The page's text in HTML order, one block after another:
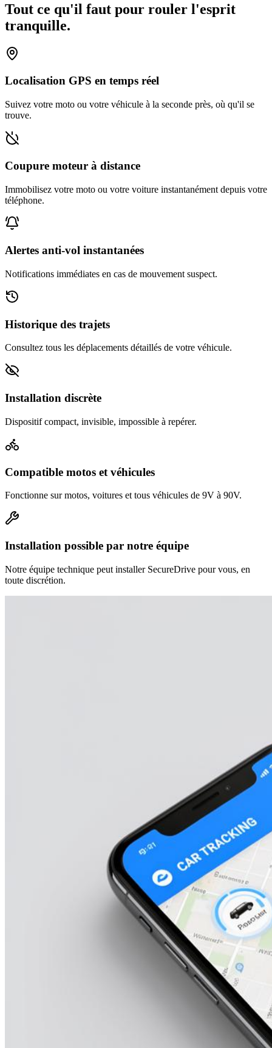
Tout ce qu'il faut pour rouler l'esprit
tranquille.
Localisation GPS en temps réel
Suivez votre moto ou votre véhicule à la seconde près, où qu'il se
trouve.
Coupure moteur à distance
Immobilisez votre moto ou votre voiture instantanément depuis votre
téléphone.
Alertes anti-vol instantanées
Notifications immédiates en cas de mouvement suspect.
Historique des trajets
Consultez tous les déplacements détaillés de votre véhicule.
Installation discrète
Dispositif compact, invisible, impossible à repérer.
Compatible motos et véhicules
Fonctionne sur motos, voitures et tous véhicules de 9V à 90V.
Installation possible par notre équipe
Notre équipe technique peut installer SecureDrive pour vous, en
toute discrétion.